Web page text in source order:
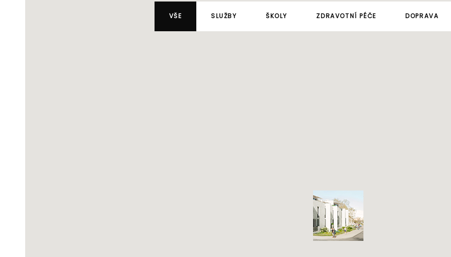
VŠE SLUŽBY ŠKOLY ZDRAVOTNÍ PÉČE DOPRAVA